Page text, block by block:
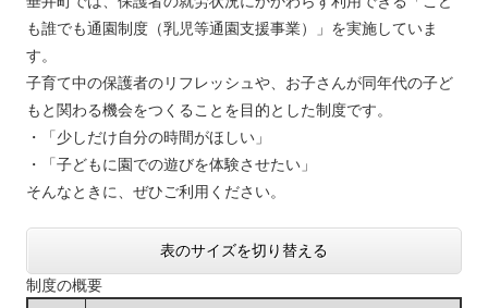
も誰でも通園制度（乳児等通園支援事業）」を実施していま
す。
子育て中の保護者のリフレッシュや、お子さんが同年代の子ど
もと関わる機会をつくることを目的とした制度です。
・「少しだけ自分の時間がほしい」
・「子どもに園での遊びを体験させたい」
そんなときに、ぜひご利用ください。
表のサイズを切り替える
制度の概要